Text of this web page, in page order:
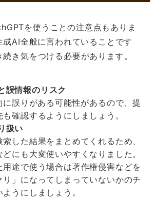
を使うことの注意点もありま
AI全般に言われていることです
き気をつける必要があります。
誤情報のリスク
誤りがある可能性があるので、提
確認するようにしましょう。
扱い
した結果をまとめてくれるため、
にも大変使いやすくなりました。
用途で使う場合は著作権侵害などを
リ」になってしまっていないかのチ
うにしましょう。